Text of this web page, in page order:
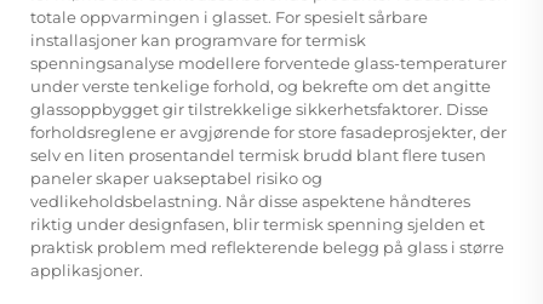
totale oppvarmingen i glasset. For spesielt sårbare
installasjoner kan programvare for termisk
spenningsanalyse modellere forventede glass-temperaturer
under verste tenkelige forhold, og bekrefte om det angitte
glassoppbygget gir tilstrekkelige sikkerhetsfaktorer. Disse
forholdsreglene er avgjørende for store fasadeprosjekter, der
selv en liten prosentandel termisk brudd blant flere tusen
paneler skaper uakseptabel risiko og
vedlikeholdsbelastning. Når disse aspektene håndteres
riktig under designfasen, blir termisk spenning sjelden et
praktisk problem med reflekterende belegg på glass i større
applikasjoner.